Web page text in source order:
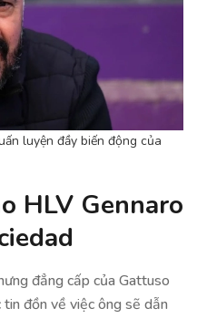
luyện đầy biến động của
HLV Gennaro
đẳng cấp của Gattuso
đồn về việc ông sẽ dẫn